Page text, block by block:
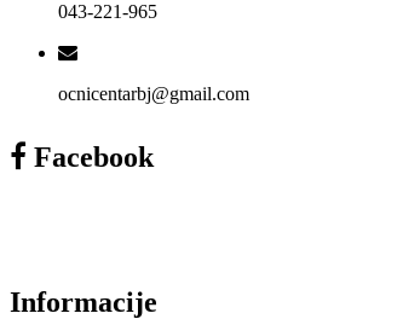
043-221-965
ocnicentarbj@gmail.com
Facebook
Informacije